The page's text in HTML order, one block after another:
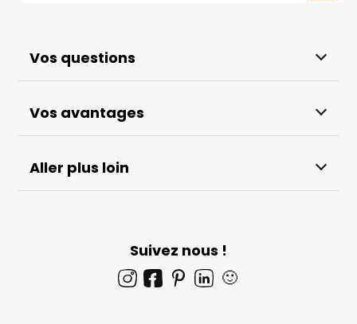
Vos questions
Vos avantages
Aller plus loin
Suivez nous !
🙂